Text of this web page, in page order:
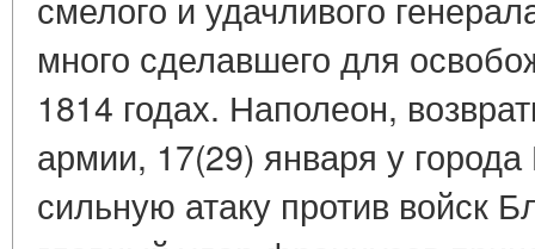
много сделавшего для
1814 годах. Наполеон,
армии, 17(29) января у
сильную атаку против войск